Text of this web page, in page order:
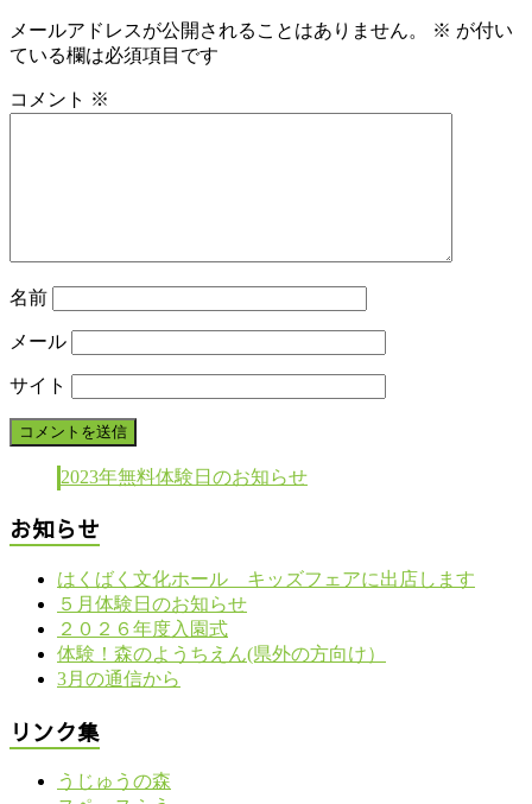
メールアドレスが公開されることはありません。 ※ が付い
ている欄は必須項目です
コメント ※
名前
メール
サイト
2023年無料体験日のお知らせ
お知らせ
はくばく文化ホール キッズフェアに出店します
５月体験日のお知らせ
２０２６年度入園式
体験！森のようちえん(県外の方向け）
3月の通信から
リンク集
うじゅうの森